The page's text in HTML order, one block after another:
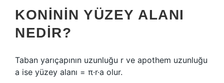
KONININ YÜZEY ALANI
NEDIR?
Taban yarıçapının uzunluğu r ve apothem uzunluğu
a ise yüzey alanı = π·r·a olur.